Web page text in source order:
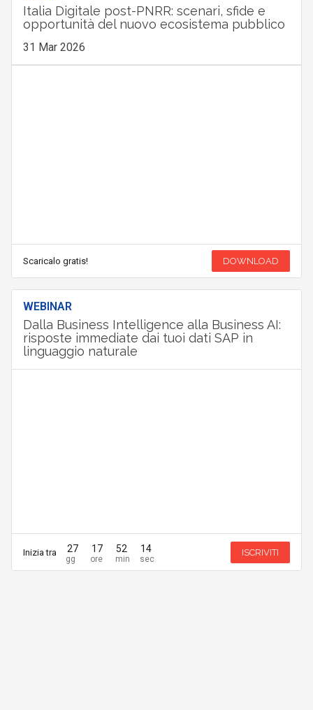
Italia Digitale post-PNRR: scenari, sfide e
opportunità del nuovo ecosistema pubblico
31 Mar 2026
Scaricalo gratis! DOWNLOAD
WEBINAR
Dalla Business Intelligence alla Business AI:
risposte immediate dai tuoi dati SAP in
linguaggio naturale
Inizia tra 27 17 52 14 ISCRIVITI